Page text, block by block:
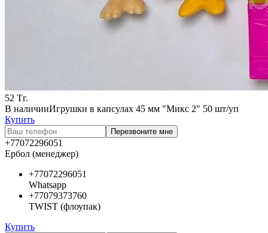
52 Тг.
В наличииИгрушки в капсулах 45 мм "Микс 2" 50 шт/уп
Купить
Перезвоните мне
+77072296051
Ербол (менеджер)
+77072296051
Whatsapp
+77079373760
TWIST (флоупак)
Купить